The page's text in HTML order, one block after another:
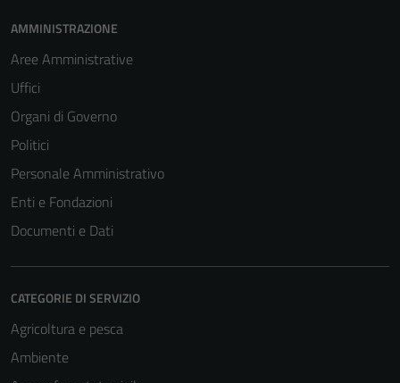
AMMINISTRAZIONE
Aree Amministrative
Uffici
Organi di Governo
Politici
Personale Amministrativo
Enti e Fondazioni
Documenti e Dati
CATEGORIE DI SERVIZIO
Agricoltura e pesca
Ambiente